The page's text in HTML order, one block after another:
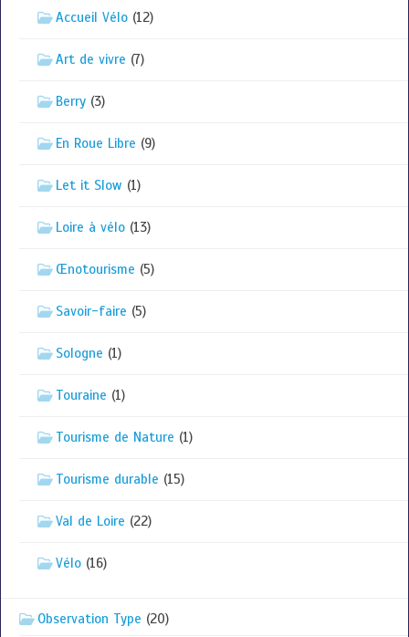
Accueil Vélo (12)
Art de vivre (7)
Berry (3)
En Roue Libre (9)
Let it Slow (1)
Loire à vélo (13)
Œnotourisme (5)
Savoir-faire (5)
Sologne (1)
Touraine (1)
Tourisme de Nature (1)
Tourisme durable (15)
Val de Loire (22)
Vélo (16)
Observation Type (20)